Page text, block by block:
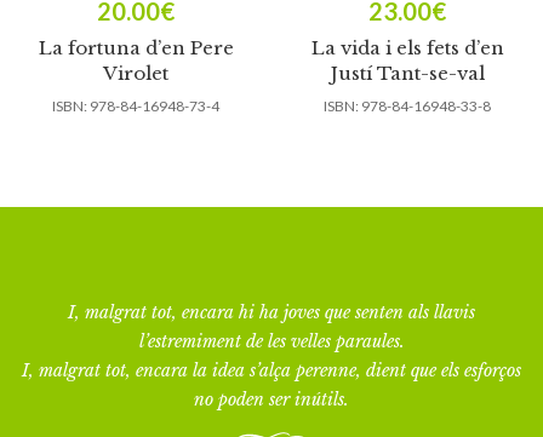
La fortuna d’en Pere
Virolet
20.00€
ISBN: 978-84-16948-73-4
La vida i els fets d’en
Justí Tant-se-val
23.00€
ISBN: 978-84-16948-33-8
I, malgrat tot, encara hi ha joves que senten als llavis
l’estremiment de les velles paraules.
I, malgrat tot, encara la idea s’alça perenne, dient que els esforços
no poden ser inútils.